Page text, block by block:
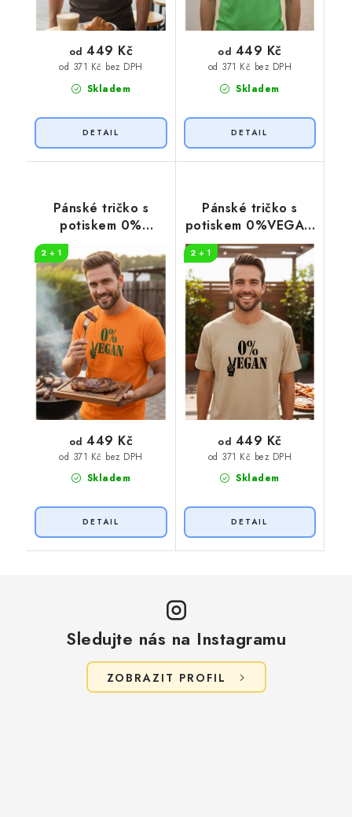
Skladem
od 371 Kč bez DPH
od 449 Kč
Skladem
od 371 Kč bez DPH
od 449 Kč
Pánské tričko s
potiskem 0%
VEGAN zelený
potisk
2 + 1
Skladem
od 371 Kč bez DPH
od 449 Kč
Pánské tričko s
potiskem 0%VEGAN
černý potisk
2 + 1
Skladem
od 371 Kč bez DPH
od 449 Kč
Sledujte nás na Instagramu
ZOBRAZIT PROFIL